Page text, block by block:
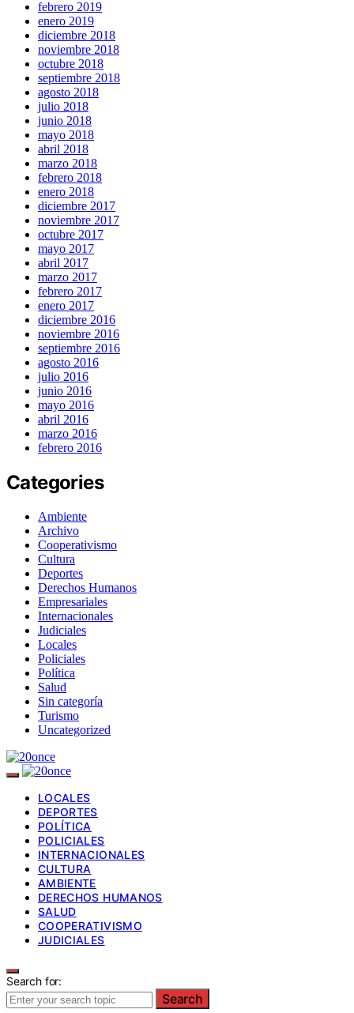
febrero 2019
enero 2019
diciembre 2018
noviembre 2018
octubre 2018
septiembre 2018
agosto 2018
julio 2018
junio 2018
mayo 2018
abril 2018
marzo 2018
febrero 2018
enero 2018
diciembre 2017
noviembre 2017
octubre 2017
mayo 2017
abril 2017
marzo 2017
febrero 2017
enero 2017
diciembre 2016
noviembre 2016
septiembre 2016
agosto 2016
julio 2016
junio 2016
mayo 2016
abril 2016
marzo 2016
febrero 2016
Categories
Ambiente
Archivo
Cooperativismo
Cultura
Deportes
Derechos Humanos
Empresariales
Internacionales
Judiciales
Locales
Policiales
Política
Salud
Sin categoría
Turismo
Uncategorized
LOCALES
DEPORTES
POLÍTICA
POLICIALES
INTERNACIONALES
CULTURA
AMBIENTE
DERECHOS HUMANOS
SALUD
COOPERATIVISMO
JUDICIALES
Search for:
Search